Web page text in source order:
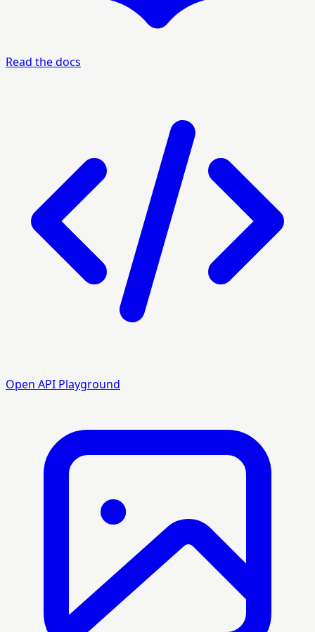
Read the docs
Open API Playground